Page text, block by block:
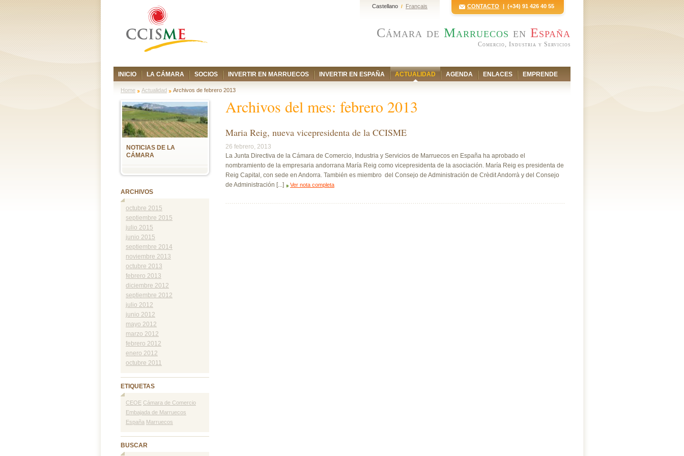
CONTACTO | (+34) 91 426 40 55
Castellano / Français
Cámara de Marruecos en España
Comercio, Industria y Servicios
INICIO LA CÁMARA SOCIOS INVERTIR EN MARRUECOS INVERTIR EN ESPAÑA ACTUALIDAD AGENDA ENLACES EMPRENDE
Home Actualidad Archivos de febrero 2013
Archivos del mes: febrero 2013
Maria Reig, nueva vicepresidenta de la CCISME
26 febrero, 2013
La Junta Directiva de la Cámara de Comercio, Industria y Servicios de Marruecos en España ha aprobado el
nombramiento de la empresaria andorrana María Reig como vicepresidenta de la asociación. María Reig es presidenta de
Reig Capital, con sede en Andorra. También es miembro del Consejo de Administración de Crèdit Andorrà y del Consejo
de Administración [...]
Ver nota completa
NOTICIAS DE LA
CÁMARA
ARCHIVOS
octubre 2015
septiembre 2015
julio 2015
junio 2015
septiembre 2014
noviembre 2013
octubre 2013
febrero 2013
diciembre 2012
septiembre 2012
julio 2012
junio 2012
mayo 2012
marzo 2012
febrero 2012
enero 2012
octubre 2011
ETIQUETAS
CEOE Cámara de Comercio
Embajada de Marruecos
España Marruecos
BUSCAR